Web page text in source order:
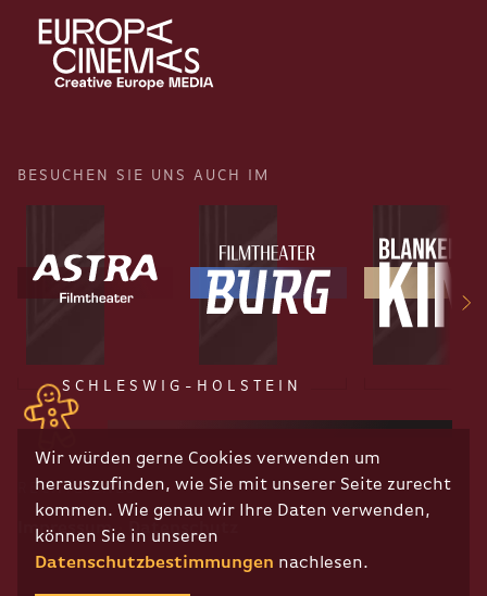
Wir würden gerne Cookies verwenden um
herauszufinden, wie Sie mit unserer Seite zurecht
kommen. Wie genau wir Ihre Daten verwenden,
können Sie in unseren
Datenschutzbestimmungen nachlesen.
BESUCHEN SIE UNS AUCH IM
SCHLESWIG-HOLSTEIN
RECHTLICHES
Impressum Datenschutz